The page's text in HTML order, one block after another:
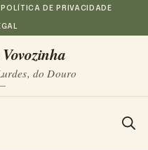
POLÍTICA DE PRIVACIDADE
do Douro